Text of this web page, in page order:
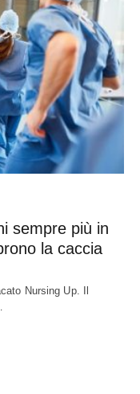
sempre più in
la caccia
Nursing Up. Il